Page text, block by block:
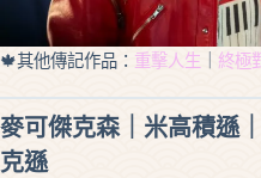
🍁其他傳記作品： 重擊人生 終極
麥可傑克森｜米高積遜
克遜